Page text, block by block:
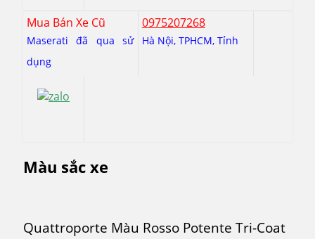
Mua Bán Xe Cũ
Maserati đã qua sử
dụng
0975207268
Hà Nội, TPHCM, Tỉnh
Màu sắc xe
Quattroporte Màu Rosso Potente Tri-Coat